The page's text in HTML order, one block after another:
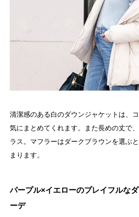
清潔感のある白のダウンジャケットは、
気にまとめてくれます。また長めの丈で
ラス。マフラーはダークブラウンを選ぶ
まります。
パープル×イエローのプレイフルな
ーデ